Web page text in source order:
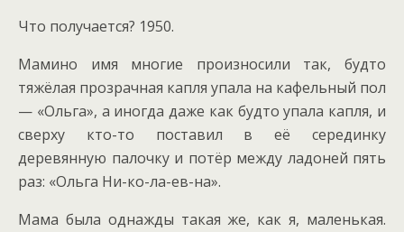
Что получается? 1950.
Мамино имя многие произносили так, будто
тяжёлая прозрачная капля упала на кафельный пол
— «Ольга», а иногда даже как будто упала капля, и
сверху кто-то поставил в её серединку
деревянную палочку и потёр между ладоней пять
раз: «Ольга Ни-ко-ла-ев-на».
Мама была однажды такая же, как я, маленькая.